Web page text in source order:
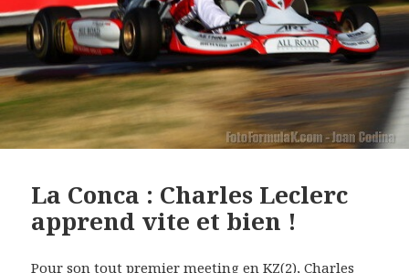
La Conca : Charles Leclerc
apprend vite et bien !
Pour son tout premier meeting en KZ(2), Charles